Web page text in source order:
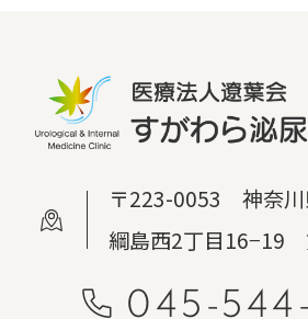
〒223-0053 神奈川
綱島西2丁目16−19
045-